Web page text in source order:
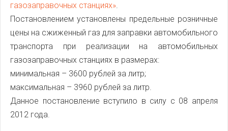
газозаправочных станциях».
Постановлением установлены предельные розничные
цены на сжиженный газ для заправки автомобильного
транспорта при реализации на автомобильных
газозаправочных станциях в размерах:
минимальная – 3600 рублей за литр;
максимальная – 3960 рублей за литр.
Данное постановление вступило в силу с 08 апреля
2012 года.